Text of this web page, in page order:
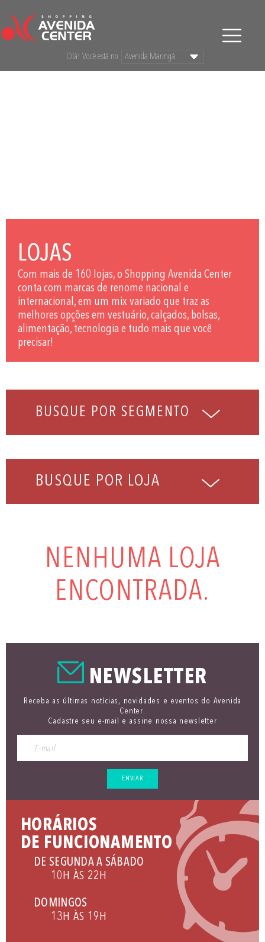
Olá! Você está no
LOJAS
Com mais de 160 lojas, o Shopping Avenida Center
conta com marcas de renome nacional e
internacional, em um mix variado que traz as
melhores opções em vestuário, calçados, bolsas,
alimentação, tecnologia e tudo mais que você
precisar!
BUSQUE POR LOJA
NENHUMA LOJA
ENCONTRADA.
NEWSLETTER
Receba as últimas notícias, novidades e eventos do Avenida
Center.
Cadastre seu e-mail e assine nossa newsletter
ENVIAR
HORÁRIOS
DE FUNCIONAMENTO
DE SEGUNDA A SÁBADO
10H ÀS 22H
DOMINGOS
13H ÀS 19H